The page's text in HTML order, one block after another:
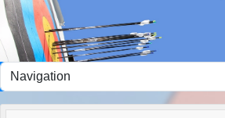
Panneau de gestion des cookies